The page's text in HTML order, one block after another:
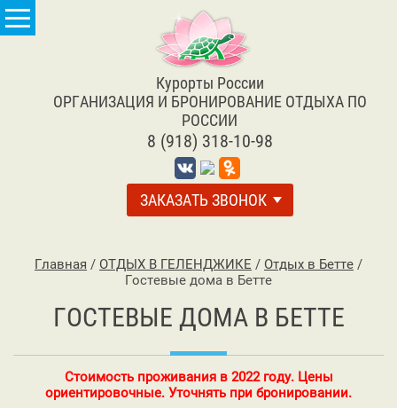
Курорты России
ОРГАНИЗАЦИЯ И БРОНИРОВАНИЕ ОТДЫХА ПО
РОССИИ
8 (918) 318-10-98
ЗАКАЗАТЬ ЗВОНОК
Главная / ОТДЫХ В ГЕЛЕНДЖИКЕ / Отдых в Бетте /
Гостевые дома в Бетте
ГОСТЕВЫЕ ДОМА В БЕТТЕ
Стоимость проживания в 2022 году. Цены
ориентировочные. Уточнять при бронировании.